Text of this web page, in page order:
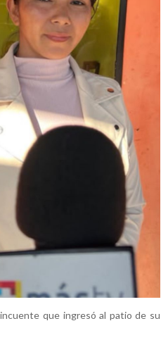
que ingresó al patio de su